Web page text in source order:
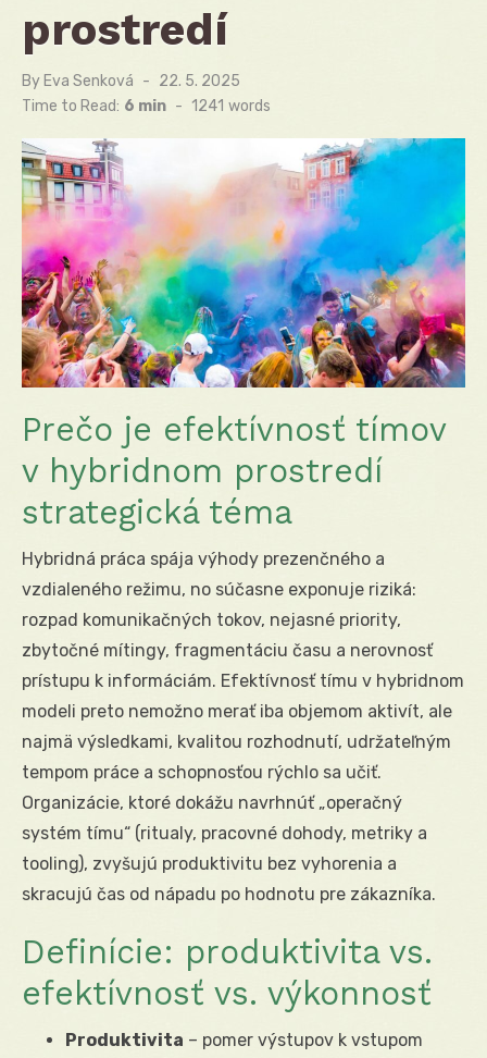
prostredí
By Eva Senková
Posted
on
22. 5. 2025
Time to Read: 6 min - 1241 words
Prečo je efektívnosť tímov
v hybridnom prostredí
strategická téma
Hybridná práca spája výhody prezenčného a
vzdialeného režimu, no súčasne exponuje riziká:
rozpad komunikačných tokov, nejasné priority,
zbytočné mítingy, fragmentáciu času a nerovnosť
prístupu k informáciám. Efektívnosť tímu v hybridnom
modeli preto nemožno merať iba objemom aktivít, ale
najmä výsledkami, kvalitou rozhodnutí, udržateľným
tempom práce a schopnosťou rýchlo sa učiť.
Organizácie, ktoré dokážu navrhnúť „operačný
systém tímu“ (ritualy, pracovné dohody, metriky a
tooling), zvyšujú produktivitu bez vyhorenia a
skracujú čas od nápadu po hodnotu pre zákazníka.
Definície: produktivita vs.
efektívnosť vs. výkonnosť
Produktivita – pomer výstupov k vstupom